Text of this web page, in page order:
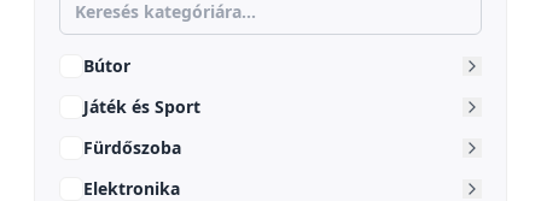
Bútor
Játék és Sport
Fürdőszoba
Elektronika